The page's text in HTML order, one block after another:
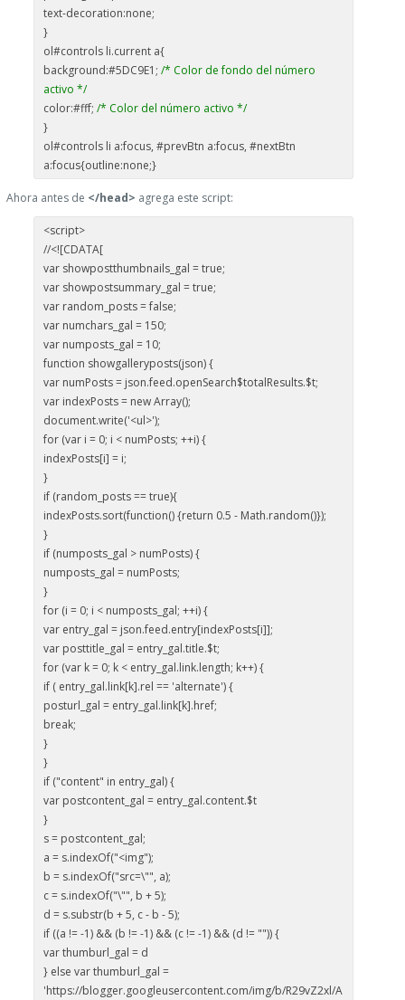
text-decoration:none;
}
ol#controls li.current a{
background:#5DC9E1; /* Color de fondo del número
activo */
color:#fff; /* Color del número activo */
}
ol#controls li a:focus, #prevBtn a:focus, #nextBtn
a:focus{outline:none;}
Ahora antes de </head> agrega este script:
<script>
//<![CDATA[
var showpostthumbnails_gal = true;
var showpostsummary_gal = true;
var random_posts = false;
var numchars_gal = 150;
var numposts_gal = 10;
function showgalleryposts(json) {
var numPosts = json.feed.openSearch$totalResults.$t;
var indexPosts = new Array();
document.write('<ul>');
for (var i = 0; i < numPosts; ++i) {
indexPosts[i] = i;
}
if (random_posts == true){
indexPosts.sort(function() {return 0.5 - Math.random()});
}
if (numposts_gal > numPosts) {
numposts_gal = numPosts;
}
for (i = 0; i < numposts_gal; ++i) {
var entry_gal = json.feed.entry[indexPosts[i]];
var posttitle_gal = entry_gal.title.$t;
for (var k = 0; k < entry_gal.link.length; k++) {
if ( entry_gal.link[k].rel == 'alternate') {
posturl_gal = entry_gal.link[k].href;
break;
}
}
if ("content" in entry_gal) {
var postcontent_gal = entry_gal.content.$t
}
s = postcontent_gal;
a = s.indexOf("<img");
b = s.indexOf("src=\"", a);
c = s.indexOf("\"", b + 5);
d = s.substr(b + 5, c - b - 5);
if ((a != -1) && (b != -1) && (c != -1) && (d != "")) {
var thumburl_gal = d
} else var thumburl_gal =
'https://blogger.googleusercontent.com/img/b/R29vZ2xl/A